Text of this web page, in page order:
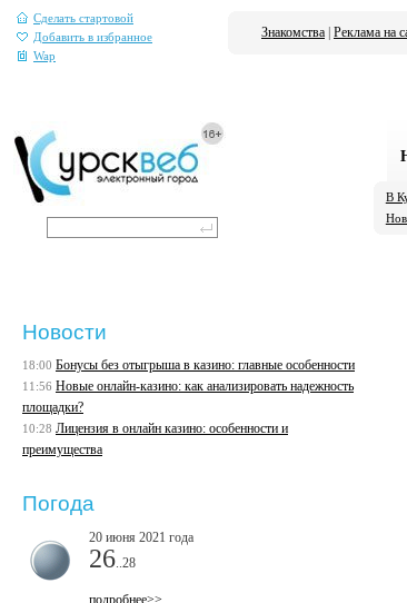
Сделать стартовой
Добавить в избранное
Wap
Знакомства Реклама на
В
Новости
18:00 Бонусы без отыгрыша в казино: главные особенности
11:56 Новые онлайн-казино: как анализировать надежность
площадки?
10:28 Лицензия в онлайн казино: особенности и
преимущества
Погода
20 июня 2021 года
26 ..28
подробнее>>